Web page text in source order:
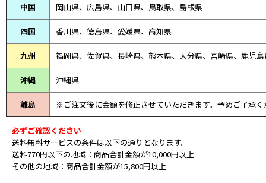
中国 岡山県、広島県、山口県、鳥取県、島根県
四国 香川県、徳島県、愛媛県、高知県
九州 福岡県、佐賀県、長崎県、熊本県、大分県、宮崎県、鹿児
沖縄 沖縄県
離島 ※ご注文後に金額を修正させていただきます。予めご了承く
必ずご確認ください
送料無料サービスの条件は以下の通りとなります。
送料770円以下の地域：商品合計金額が10,000円以上
その他の地域：商品合計金額が15,800円以上